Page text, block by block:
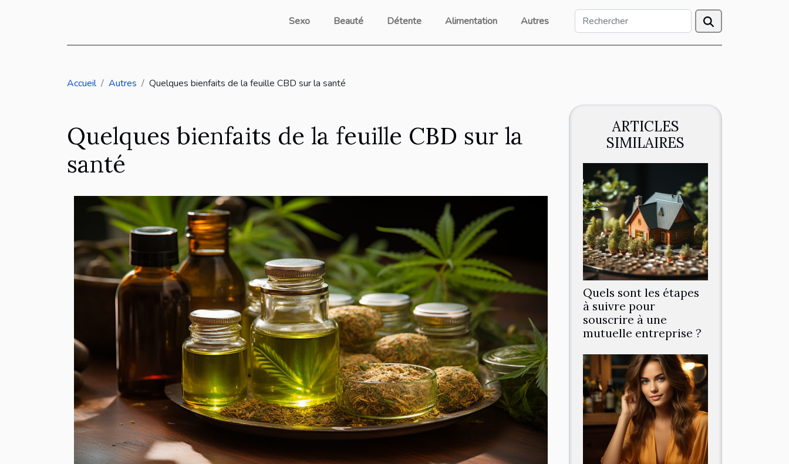
Sexo Beauté Détente Alimentation Autres
Accueil Autres Quelques bienfaits de la feuille CBD sur la santé
Quelques bienfaits de la feuille CBD sur la
santé
ARTICLES
SIMILAIRES
Quels sont les étapes
à suivre pour
souscrire à une
mutuelle entreprise ?